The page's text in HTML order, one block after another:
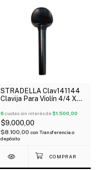
STRADELLA Clav141144
Clavija Para Violín 4/4 X
6 cuotas sin interés de$1.500,00
$9.000,00
$8.100,00 con Transferencia o
depósito